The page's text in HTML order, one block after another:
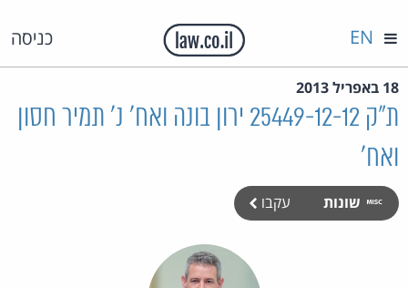
כניסה EN
18 באפריל 2013
ת"ק 25449-12-12 ירון בונה ואח' נ' תמיר חסון
ואח'
שונות עקבו